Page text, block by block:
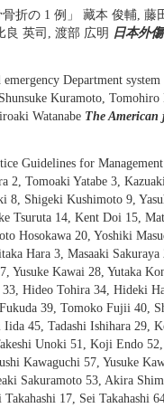
骨折の 1 例」 藏本 俊輔,
良 英司, 渡部 広明 日本外
emergency Department
Kuramoto,
Watanabe The American
Guidelines for
2, Tomoaki Yatabe 3,
8, Shigeki Kushimoto 9,
Tsuruta 14, Kent Doi 15,
Hosokawa 20, Yoshiki
Hara 3, Masaaki
Yusuke Kawai 28, Yutaka
33, Hideo Tohira 34, Hideki
39, Tomoko Fujii 40,
45, Tadashi Ishihara 29,
Unoki 51, Koji Endo
Kawaguchi 57, Yusuke
Sakuramoto 53, Akira
17, Sei Takahashi